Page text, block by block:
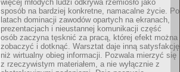
więcej młodych ludzi odkrywa rzemiosło jako
sposób na bardziej konkretne, namacalne życie. Po
latach dominacji zawodów opartych na ekranach,
prezentacjach i nieustannej komunikacji część
osób zaczyna tęsknić za pracą, której efekt można
zobaczyć i dotknąć. Warsztat daje inną satysfakcję
niż wirtualny obieg informacji. Pozwala mierzyć się
z rzeczywistym materiałem, a nie wyłącznie z